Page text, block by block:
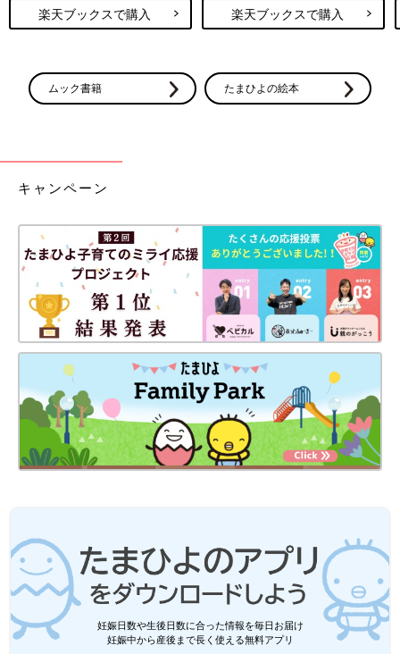
●電子レンジで液体を加熱するとき、沸点に達していても沸騰し
ない場合がごくまれにあります。この状態の液体がちょっとした
す(＝突沸現象)。やけどの原因になりますので、ご注意くださ
い。
●電子レンジを使う際は、広口の耐熱容器に入れて水分を加え、
●材料は、2019年通知の厚生労働省策定「授乳・離乳の支援ガイ
ド」を目安に、作りやすい分量にしています。赤ちゃんの食べら
れる量・かたさなどには個人差があるので、その子に合ったペー
スで進めましょう。なお、食物アレルギーと診断されている場合
は、医師の指導、指示に従ってください。
●だし汁や野菜スープ、水、湯などの水分量は出来上がり量を目
安にしています。使う鍋の大きさや火力、食材に含まれる水分量
などによって、途中で水分がたりなくなるような場合は、適宜水
分をたして焦げないようにご注意ください。
●水やだし汁の量は目安です。仕上がりが水分が少なく食べにく
いときは、水分をたして再度短時間加熱して調節してください。
●だし汁、野菜スープなどは手作りかベビーフードを使ってくだ
さい。
●材料内の鶏卵はMサイズ、じゃがいもやトマトなどの野菜は中
玉が基本です。計量は1カップ＝200mL、大さじ1＝15mL、小さ
じ1＝5mLが基本です。グラム表記は標準サイズの食材で算出し
たものです。
●食材は皮をむく、へた・すじを取り除く、種やわた・芯・骨を
取り除くなどの下ごしらえが済んだものを使用しています。
楽天ブックスで購入 楽天ブックスで購入
ムック書籍 たまひよの絵本
キャンペーン
妊娠日数や生後日数に合った情報を毎日お届け
妊娠中から産後まで長く使える無料アプリ